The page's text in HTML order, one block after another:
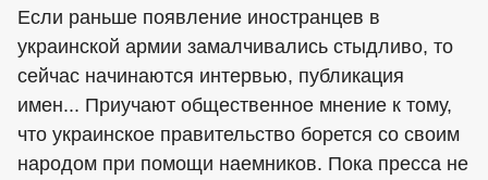
Если раньше появление иностранцев в
украинской армии замалчивались стыдливо, то
сейчас начинаются интервью, публикация
имен... Приучают общественное мнение к тому,
что украинское правительство борется со своим
народом при помощи наемников. Пока пресса не